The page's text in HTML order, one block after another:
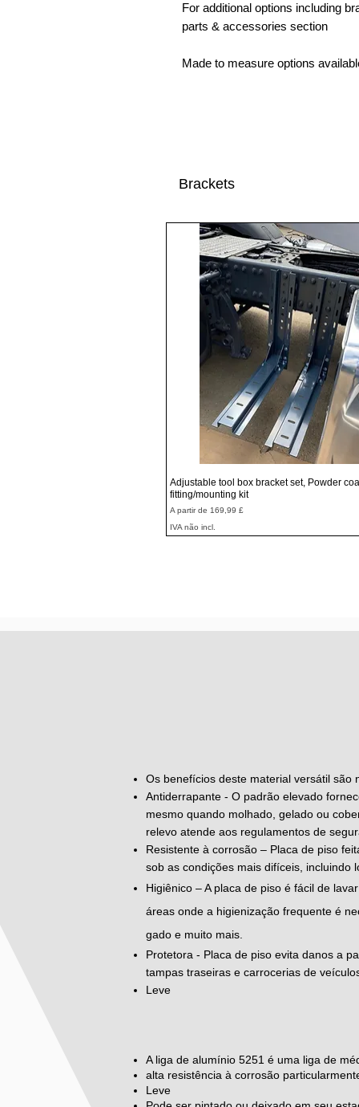
For additional options including
parts & accessories section
Made to measure options
Brackets
Visualização rápida
Adjustable tool box bracket set, Powder
fitting/mounting kit
A partir de 169,99 £
Preço promocional
IVA não incl.
Os benefícios deste material versátil são
Antiderrapante - O padrão elevado
mesmo quando molhado, gelado ou
relevo atende aos regulamentos de
Resistente à corrosão – Placa de piso
sob as condições mais difíceis, incluindo
Higiênico – A placa de piso é fácil de
áreas onde a higienização frequente é
gado e muito mais.
Protetora - Placa de piso evita danos a
tampas traseiras e carrocerias de
Leve
A liga de alumínio 5251 é uma liga de
alta resistência à corrosão
Leve